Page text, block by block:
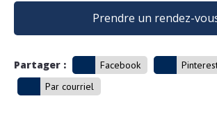
Prendre un rendez-
Partager : Facebook
Par courriel